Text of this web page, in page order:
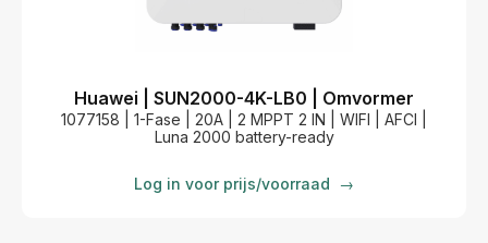
Huawei | SUN2000-4K-LB0 | Omvormer
1077158 | 1-Fase | 20A | 2 MPPT 2 IN | WIFI | AFCI |
Luna 2000 battery-ready
Log in voor prijs/voorraad →